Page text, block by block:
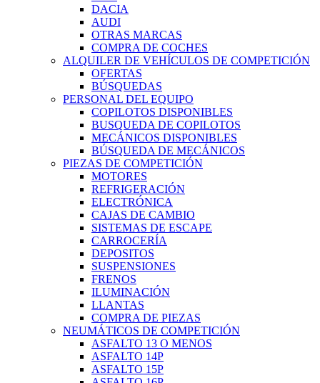
DACIA
AUDI
OTRAS MARCAS
COMPRA DE COCHES
ALQUILER DE VEHÍCULOS DE COMPETICIÓN
OFERTAS
BÚSQUEDAS
PERSONAL DEL EQUIPO
COPILOTOS DISPONIBLES
BUSQUEDA DE COPILOTOS
MECÁNICOS DISPONIBLES
BÚSQUEDA DE MECÁNICOS
PIEZAS DE COMPETICIÓN
MOTORES
REFRIGERACIÓN
ELECTRÓNICA
CAJAS DE CAMBIO
SISTEMAS DE ESCAPE
CARROCERÍA
DEPOSITOS
SUSPENSIONES
FRENOS
ILUMINACIÓN
LLANTAS
COMPRA DE PIEZAS
NEUMÁTICOS DE COMPETICIÓN
ASFALTO 13 O MENOS
ASFALTO 14P
ASFALTO 15P